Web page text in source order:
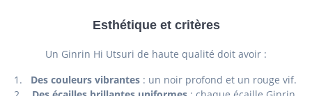
Esthétique et critères
Un Ginrin Hi Utsuri de haute qualité doit avoir :
Des couleurs vibrantes: un noir profond et un rouge vif.